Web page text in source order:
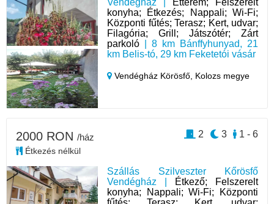
Vendégház |
Étterem; Felszerelt
konyha; Étkezés; Nappali; Wi-Fi;
Központi fűtés; Terasz; Kert, udvar;
Filagória; Grill; Játszótér; Zárt
parkoló | 8 km Bánffyhunyad, 21
km Belis-tó, 29 km Feketetói vásár
Vendégház Körösfő, Kolozs megye
Szállás Szilveszter Kőrösfő
Vendégház |
Étkező; Felszerelt
konyha; Nappali; Wi-Fi; Központi
2000 RON /ház
Étkezés nélkül
1 - 6
3
2